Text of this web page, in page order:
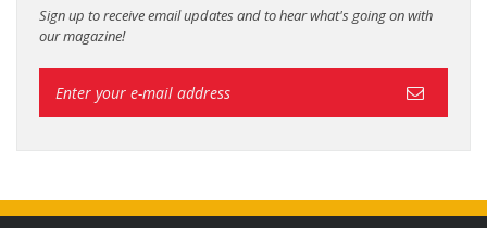
Sign up to receive email updates and to hear what's going on with
our magazine!